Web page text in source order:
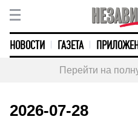
НОВОСТИ ГАЗЕТА
Перейти на
2026-07-28